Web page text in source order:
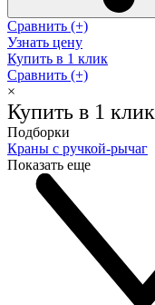
Сравнить (+)
Узнать цену
Купить в 1 клик
Сравнить (+)
×
Купить в 1 клик
Подборки
Краны с ручкой-рычаг
Показать еще